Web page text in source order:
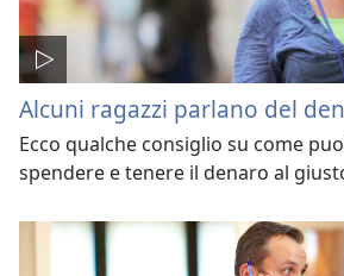
Alcuni ragazzi parlano del
Ecco qualche consiglio su come
spendere e tenere il denaro al